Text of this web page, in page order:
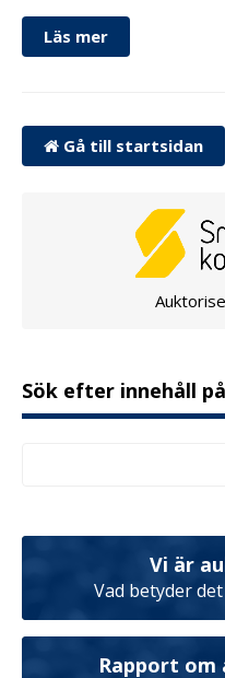
Läs mer
Gå till startsidan
Sök efter innehåll
Vi är
Vad betyder
Rapport om